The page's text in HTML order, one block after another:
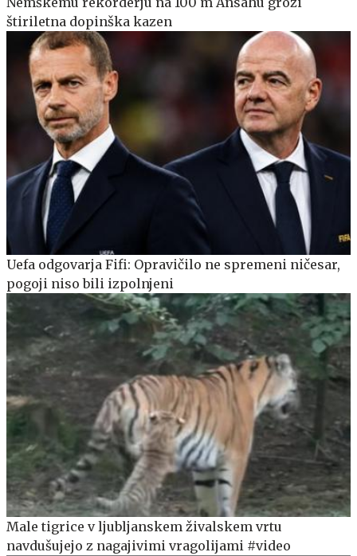
štiriletna dopinška kazen
Uefa odgovarja Fifi: Opravičilo ne spremeni ničesar,
pogoji niso bili izpolnjeni
Male tigrice v ljubljanskem živalskem vrtu
navdušujejo z nagajivimi vragolijami #video